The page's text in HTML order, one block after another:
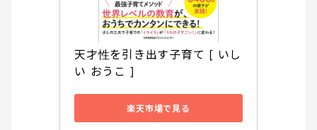
天才性を引き出す子育て [ いし
い おうこ ]
楽天市場で見る